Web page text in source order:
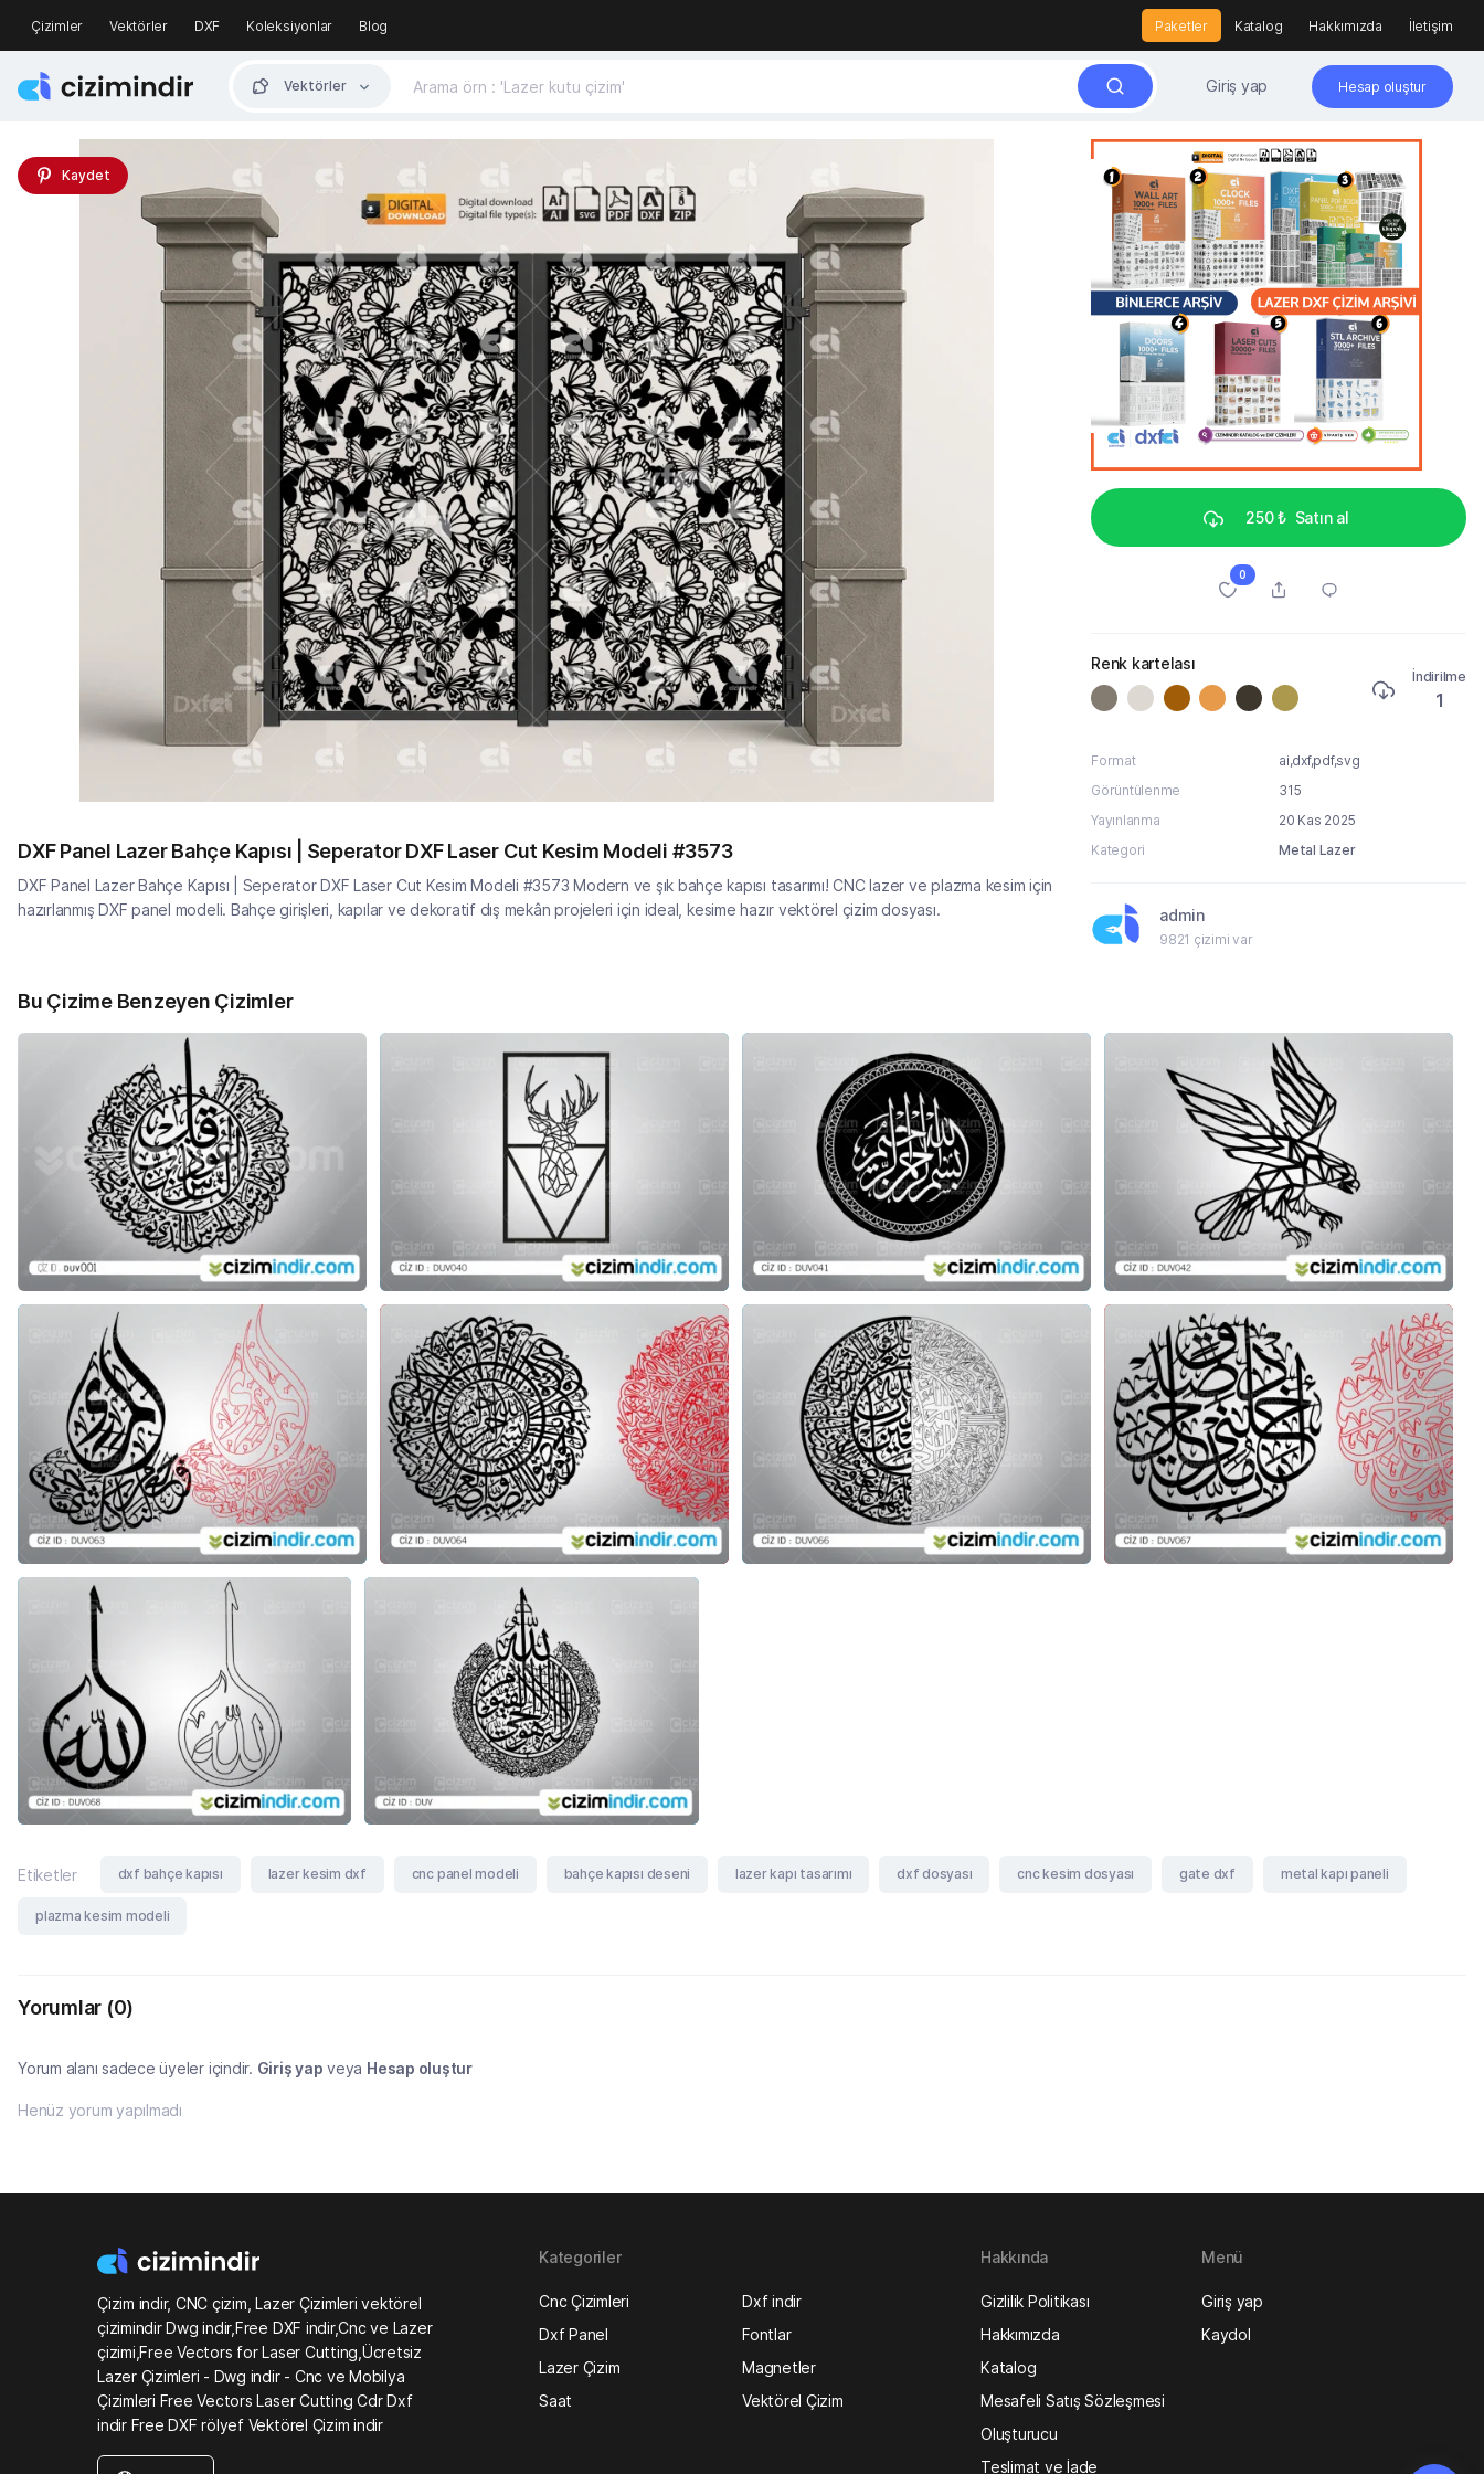
Çizimler Vektörler DXF Koleksiyonlar Blog Paketler Katalog Hakkımızda İletişim
Vektörler Giriş yap Hesap oluştur
Kaydet
DXF Panel Lazer Bahçe Kapısı | Seperator DXF Laser Cut Kesim Modeli #3573
DXF Panel Lazer Bahçe Kapısı | Seperator DXF Laser Cut Kesim Modeli #3573 Modern ve şık bahçe kapısı tasarımı! CNC lazer ve plazma kesim için
hazırlanmış DXF panel modeli. Bahçe girişleri, kapılar ve dekoratif dış mekân projeleri için ideal, kesime hazır vektörel çizim dosyası.
250 ₺ Satın al
0
Renk kartelası
İndirilme
1
Format
ai,dxf,pdf,svg
Görüntülenme
315
Yayınlanma
20 Kas 2025
Kategori
Metal Lazer
admin
9821 çizimi var
Bu Çizime Benzeyen Çizimler
Etiketler dxf bahçe kapısı lazer kesim dxf cnc panel modeli bahçe kapısı deseni lazer kapı tasarımı dxf dosyası cnc kesim dosyası gate dxf metal kapı paneli
plazma kesim modeli
Yorumlar (0)
Yorum alanı sadece üyeler içindir. Giriş yap veya Hesap oluştur
Henüz yorum yapılmadı
Çizim indir, CNC çizim, Lazer Çizimleri vektörel
çizimindir Dwg indir,Free DXF indir,Cnc ve Lazer
çizimi,Free Vectors for Laser Cutting,Ücretsiz
Lazer Çizimleri - Dwg indir - Cnc ve Mobilya
Çizimleri Free Vectors Laser Cutting Cdr Dxf
indir Free DXF rölyef Vektörel Çizim indir
Kategoriler
Cnc Çizimleri
Dxf indir
Dxf Panel
Fontlar
Lazer Çizim
Magnetler
Saat
Vektörel Çizim
Hakkında
Gizlilik Politikası
Hakkımızda
Katalog
Mesafeli Satış Sözleşmesi
Oluşturucu
Teslimat ve İade
Menü
Giriş yap
Kaydol